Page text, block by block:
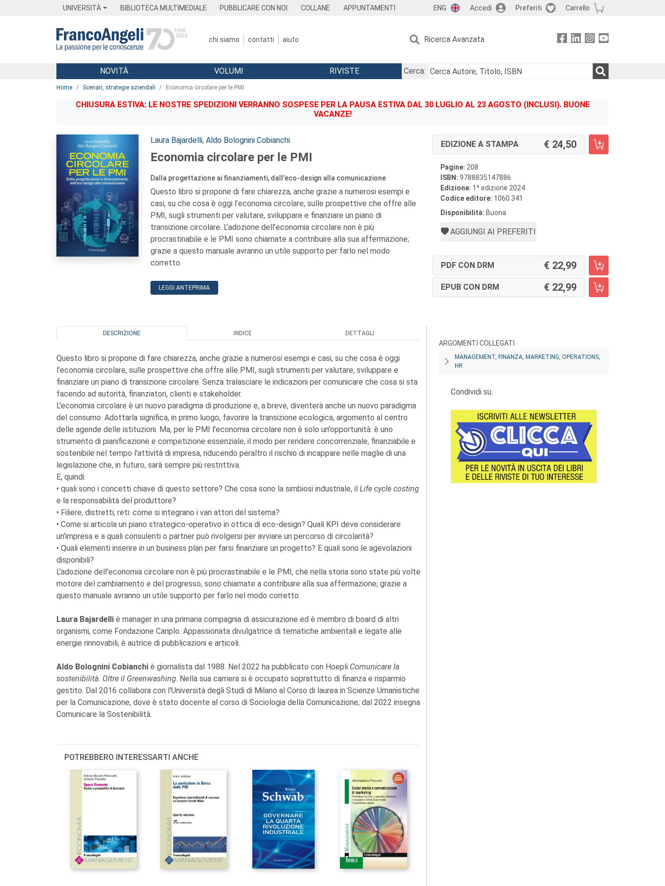
UNIVERSITÀ BIBLIOTECA MULTIMEDIALE PUBBLICARE CON NOI COLLANE APPUNTAMENTI ENG Accedi Preferiti Carrello
chi siamo contatti aiuto Ricerca Avanzata
Menu
NOVITÀ VOLUMI RIVISTE
Cerca:
Home Scenari, strategie aziendali Economia circolare per le PMI
CHIUSURA ESTIVA: LE NOSTRE SPEDIZIONI VERRANNO SOSPESE PER LA PAUSA ESTIVA DAL 30 LUGLIO AL 23 AGOSTO (INCLUSI). BUONE
VACANZE!
Autori:
Laura Bajardelli, Aldo Bolognini Cobianchi
Economia circolare per le PMI
Dalla progettazione ai finanziamenti, dall'eco-design alla comunicazione
Questo libro si propone di fare chiarezza, anche grazie a numerosi esempi e
casi, su che cosa è oggi l’economia circolare, sulle prospettive che offre alle
PMI, sugli strumenti per valutare, sviluppare e finanziare un piano di
transizione circolare. L’adozione dell’economia circolare non è più
procrastinabile e le PMI sono chiamate a contribuire alla sua affermazione;
grazie a questo manuale avranno un utile supporto per farlo nel modo
corretto.
LEGGI ANTEPRIMA
EDIZIONE A STAMPA 24,50
Pagine: 208
ISBN: 9788835147886
Edizione: 1 a edizione 2024
Codice editore: 1060.341
Disponibilità: Buona
AGGIUNGI AI PREFERITI
PDF CON DRM 22,99
EPUB CON DRM 22,99
DESCRIZIONE INDICE DETTAGLI
Questo libro si propone di fare chiarezza, anche grazie a numerosi esempi e casi, su che cosa è oggi
l'economia circolare, sulle prospettive che offre alle PMI, sugli strumenti per valutare, sviluppare e
finanziare un piano di transizione circolare. Senza tralasciare le indicazioni per comunicare che cosa si sta
facendo ad autorità, finanziatori, clienti e stakeholder.
L'economia circolare è un nuovo paradigma di produzione e, a breve, diventerà anche un nuovo paradigma
del consumo. Adottarla significa, in primo luogo, favorire la transizione ecologica, argomento al centro
delle agende delle istituzioni. Ma, per le PMI l'economia circolare non è solo un'opportunità: è uno
strumento di pianificazione e competizione essenziale, il modo per rendere concorrenziale, finanziabile e
sostenibile nel tempo l'attività di impresa, riducendo peraltro il rischio di incappare nelle maglie di una
legislazione che, in futuro, sarà sempre più restrittiva.
E, quindi:
• quali sono i concetti chiave di questo settore? Che cosa sono la simbiosi industriale, il Life cycle costing
e la responsabilità del produttore?
• Filiere, distretti, reti: come si integrano i vari attori del sistema?
• Come si articola un piano strategico-operativo in ottica di eco-design? Quali KPI deve considerare
un'impresa e a quali consulenti o partner può rivolgersi per avviare un percorso di circolarità?
• Quali elementi inserire in un business plan per farsi finanziare un progetto? E quali sono le agevolazioni
disponibili?
L'adozione dell'economia circolare non è più procrastinabile e le PMI, che nella storia sono state più volte
motore del cambiamento e del progresso, sono chiamate a contribuire alla sua affermazione; grazie a
questo manuale avranno un utile supporto per farlo nel modo corretto.
Laura Bajardelli è manager in una primaria compagnia di assicurazione ed è membro di board di altri
organismi, come Fondazione Cariplo. Appassionata divulgatrice di tematiche ambientali e legate alle
energie rinnovabili, è autrice di pubblicazioni e articoli.
Aldo Bolognini Cobianchi è giornalista dal 1988. Nel 2022 ha pubblicato con Hoepli Comunicare la
sostenibilità. Oltre il Greenwashing. Nella sua carriera si è occupato soprattutto di finanza e risparmio
gestito. Dal 2016 collabora con l'Università degli Studi di Milano al Corso di laurea in Scienze Umanistiche
per la Comunicazione, dove è stato docente al corso di Sociologia della Comunicazione; dal 2022 insegna
Comunicare la Sostenibilità.
POTREBBERO INTERESSARTI ANCHE
ARGOMENTI COLLEGATI
MANAGEMENT, FINANZA, MARKETING, OPERATIONS,
HR
Condividi su: